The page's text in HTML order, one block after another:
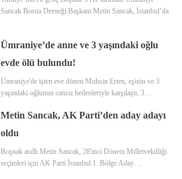
Sancak Bosna Derneği Başkanı Metin Sancak, İstanbul’da
Ümraniye’de anne ve 3 yaşındaki oğlu
evde ölü bulundu!
Ümraniye'de işten eve dönen Muhsin Erten, eşinin ve 3
yaşındaki oğlunun cansız bedenleriyle karşılaştı. 3…
Metin Sancak, AK Parti’den aday adayı
oldu
Boşnak asıllı Metin Sancak, 28'inci Dönem Milletvekilliği
seçimleri için AK Parti İstanbul 1. Bölge Aday…